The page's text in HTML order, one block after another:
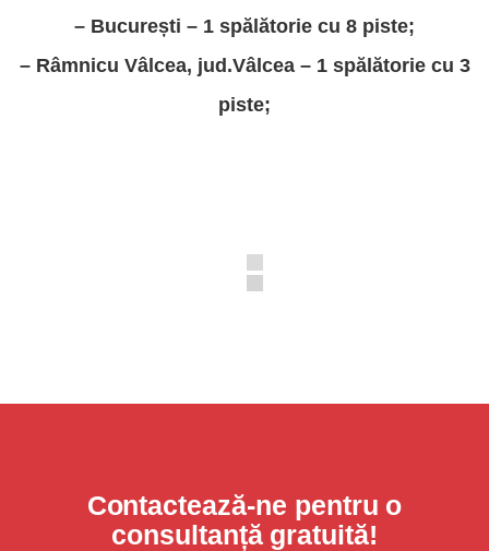
– București – 1 spălătorie cu 8 piste;
– Râmnicu Vâlcea, jud.Vâlcea – 1 spălătorie cu 3
piste;
Contactează-ne pentru o
consultanță gratuită!